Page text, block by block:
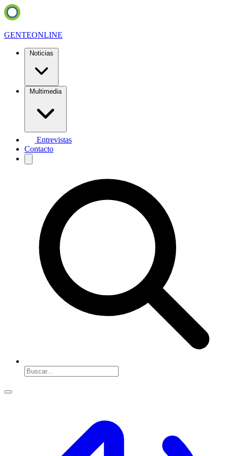
GENTEONLINE
Noticias
Multimedia
Entrevistas
Contacto